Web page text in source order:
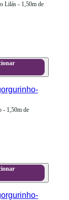
Lilás - 1,50m de
- 1,50m de